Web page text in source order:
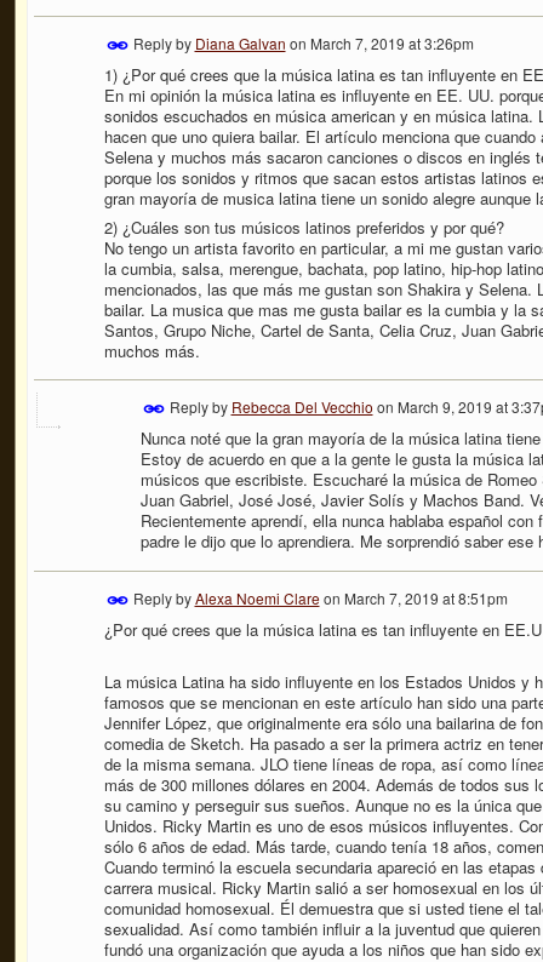
Reply by Diana Galvan on March 7, 2019 at 3:26pm
1) ¿Por qué crees que la música latina es tan influyente en
En mi opinión la música latina es influyente en EE. UU.
sonidos escuchados en música american y en música
hacen que uno quiera bailar. El artículo menciona que
Selena y muchos más sacaron canciones o discos en inglés
porque los sonidos y ritmos que sacan estos artistas latinos
gran mayoría de musica latina tiene un sonido alegre aunque
2) ¿Cuáles son tus músicos latinos preferidos y por qué?
No tengo un artista favorito en particular, a mi me gustan
la cumbia, salsa, merengue, bachata, pop latino, hip-hop
mencionados, las que más me gustan son Shakira y
bailar. La musica que mas me gusta bailar es la cumbia y la
Santos, Grupo Niche, Cartel de Santa, Celia Cruz, Juan
muchos más.
Reply by Rebecca Del Vecchio on March 9, 2019 at
Nunca noté que la gran mayoría de la música latina
Estoy de acuerdo en que a la gente le gusta la música
músicos que escribiste. Escucharé la música de
Juan Gabriel, José José, Javier Solís y Machos Band.
Recientemente aprendí, ella nunca hablaba español
padre le dijo que lo aprendiera. Me sorprendió saber ese
Reply by Alexa Noemi Clareon March 7, 2019 at 8:51pm
¿Por qué crees que la música latina es tan influyente en
La música Latina ha sido influyente en los Estados Unidos y
famosos que se mencionan en este artículo han sido una
Jennifer López, que originalmente era sólo una bailarina de
comedia de Sketch. Ha pasado a ser la primera actriz en
de la misma semana. JLO tiene líneas de ropa, así como
más de 300 millones dólares en 2004. Además de todos sus
su camino y perseguir sus sueños. Aunque no es la única
Unidos. Ricky Martin es uno de esos músicos influyentes.
sólo 6 años de edad. Más tarde, cuando tenía 18 años,
Cuando terminó la escuela secundaria apareció en las
carrera musical. Ricky Martin salió a ser homosexual en los
comunidad homosexual. Él demuestra que si usted tiene el
sexualidad. Así como también influir a la juventud que
fundó una organización que ayuda a los niños que han sido